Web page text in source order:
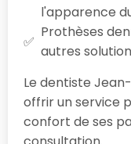
l'apparence
Prothèses
autres
Le dentiste
offrir un service
confort de ses